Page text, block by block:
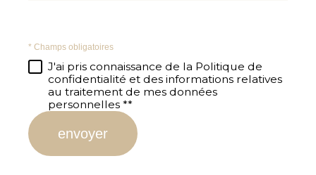
* Champs obligatoires
J'ai pris connaissance de la Politique de
confidentialité et des informations relatives
au traitement de mes données
personnelles **
envoyer